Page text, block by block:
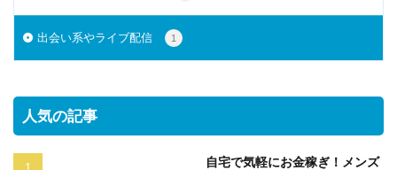
出会い系やライブ配信 1
人気の記事
自宅で気軽にお金稼ぎ！メンズ